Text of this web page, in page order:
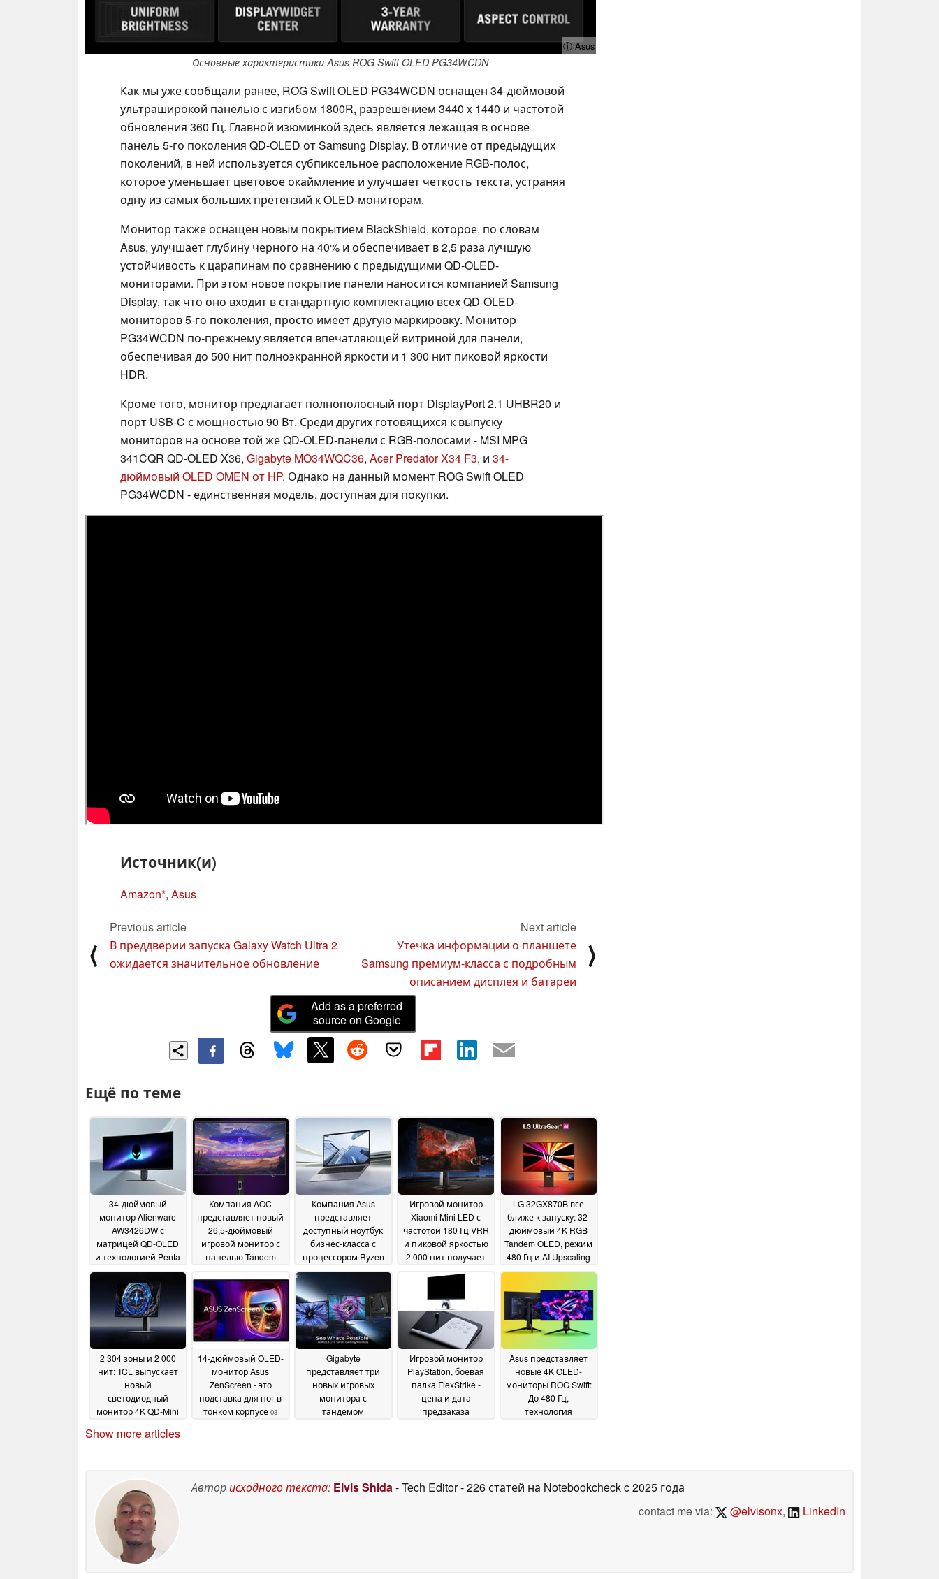
ⓘ Asus
Основные характеристики Asus ROG Swift OLED PG34WCDN
Как мы уже сообщали ранее, ROG Swift OLED PG34WCDN оснащен 34-дюймовой
ультраширокой панелью с изгибом 1800R, разрешением 3440 x 1440 и частотой
обновления 360 Гц. Главной изюминкой здесь является лежащая в основе
панель 5-го поколения QD-OLED от Samsung Display. В отличие от предыдущих
поколений, в ней используется субпиксельное расположение RGB-полос,
которое уменьшает цветовое окаймление и улучшает четкость текста, устраняя
одну из самых больших претензий к OLED-мониторам.
Монитор также оснащен новым покрытием BlackShield, которое, по словам
Asus, улучшает глубину черного на 40% и обеспечивает в 2,5 раза лучшую
устойчивость к царапинам по сравнению с предыдущими QD-OLED-
мониторами. При этом новое покрытие панели наносится компанией Samsung
Display, так что оно входит в стандартную комплектацию всех QD-OLED-
мониторов 5-го поколения, просто имеет другую маркировку. Монитор
PG34WCDN по-прежнему является впечатляющей витриной для панели,
обеспечивая до 500 нит полноэкранной яркости и 1 300 нит пиковой яркости
HDR.
Кроме того, монитор предлагает полнополосный порт DisplayPort 2.1 UHBR20 и
порт USB-C с мощностью 90 Вт. Среди других готовящихся к выпуску
мониторов на основе той же QD-OLED-панели с RGB-полосами - MSI MPG
341CQR QD-OLED X36, Gigabyte MO34WQC36, Acer Predator X34 F3, и 34-
дюймовый OLED OMEN от HP. Однако на данный момент ROG Swift OLED
PG34WCDN - единственная модель, доступная для покупки.
Источник(и)
Amazon , Asus
⟨
Previous article
В преддверии запуска Galaxy Watch Ultra 2
ожидается значительное обновление
Next article
Утечка информации о планшете
Samsung премиум-класса с подробным
описанием дисплея и батареи
⟩
Add as a preferred
source on Google
Ещё по теме
34-дюймовый
монитор Alienware
AW3426DW с
матрицей QD-OLED
и технологией Penta
Tandem поступает в
продажу по всему
миру09 July 2026
Компания AOC
представляет новый
26,5-дюймовый
игровой монитор с
панелью Tandem
поколения25 June 2026
Компания Asus
представляет
доступный ноутбук
бизнес-класса с
процессором Ryzen
AI 5 330 и 16 ГБ
оперативной
памяти DDR517 June
2026
Игровой монитор
Xiaomi Mini LED с
частотой 180 Гц VRR
и пиковой яркостью
2 000 нит получает
релиз06 June 2026
LG 32GX870B все
ближе к запуску: 32-
дюймовый 4K RGB
Tandem OLED, режим
480 Гц и AI Upscaling
05 June 2026
2 304 зоны и 2 000
нит: TCL выпускает
новый
светодиодный
монитор 4K QD-Mini
14-дюймовый OLED-
монитор Asus
ZenScreen - это
подставка для ног в
тонком корпусе 03
Gigabyte
представляет три
новых игровых
монитора с
тандемом
Игровой монитор
PlayStation, боевая
палка FlexStrike -
цена и дата
предзаказа
Asus представляет
новые 4K OLED-
мониторы ROG Swift:
До 480 Гц,
технология
Show more articles
Авторисходного текста: Elvis Shida- Tech Editor- 226 статей на Notebookcheckc 2025 года
contact me via:
@elvisonx, LinkedIn